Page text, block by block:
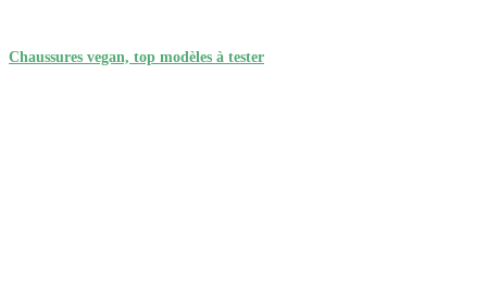
Chaussures vegan, top modèles à tester